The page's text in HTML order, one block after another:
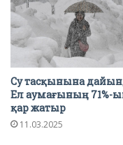
Су тасқынына
Ел аумағының 71%-
қар жатыр
11.03.2025